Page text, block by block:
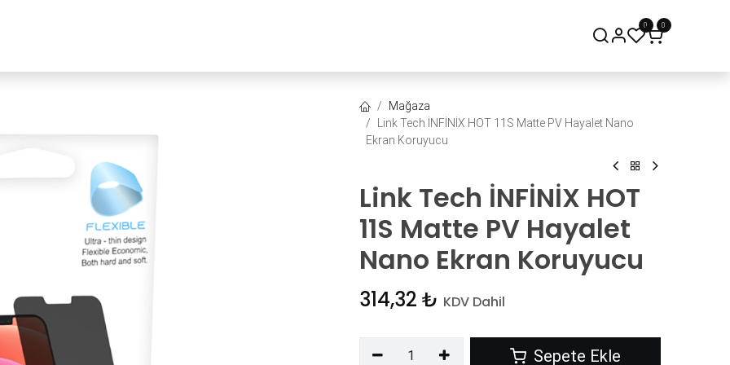
0 0
Mağaza
Link Tech İNFİNİX HOT 11S Matte PV Hayalet Nano
Ekran Koruyucu
Link Tech İNFİNİX HOT
11S Matte PV Hayalet
Nano Ekran Koruyucu
314,32 ₺ KDV Dahil
Sepete Ekle